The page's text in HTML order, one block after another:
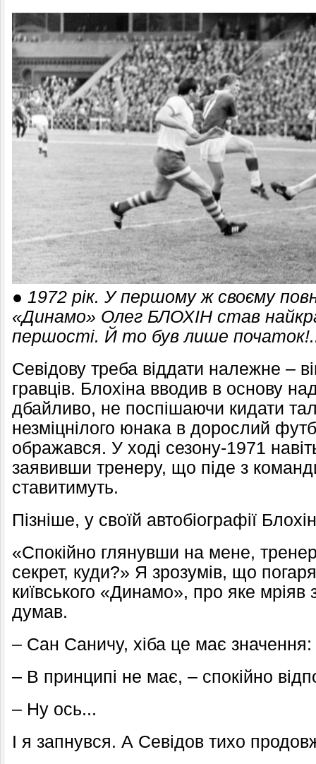
● 1972 рік. У першому ж своєму
«Динамо» Олег БЛОХІН став
першості. Й то був лише
Севідову треба віддати належне –
гравців. Блохіна вводив в основу
дбайливо, не поспішаючи кидати
незміцнілого юнака в дорослий
ображався. У ході сезону-1971
заявивши тренеру, що піде з
ставитимуть.
Пізніше, у своїй автобіографії
«Спокійно глянувши на мене,
секрет, куди?» Я зрозумів, що
київського «Динамо», про яке мріяв
думав.
– Сан Саничу, хіба це має значення:
– В принципі не має, – спокійно
– Ну ось...
І я запнувся. А Севідов тихо